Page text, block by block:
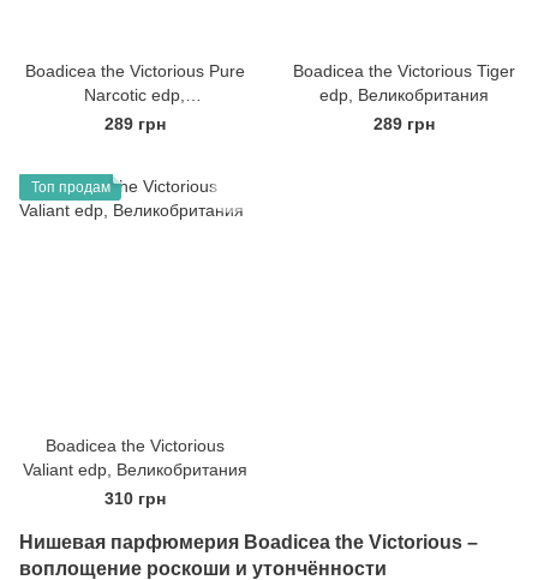
Boadicea the Victorious Pure
Narcotic edp,
Великобритания
289 грн
Boadicea the Victorious Tiger
edp, Великобритания
289 грн
Топ продам
Boadicea the Victorious
Valiant edp, Великобритания
310 грн
Нишевая парфюмерия Boadicea the Victorious –
воплощение роскоши и утончённости